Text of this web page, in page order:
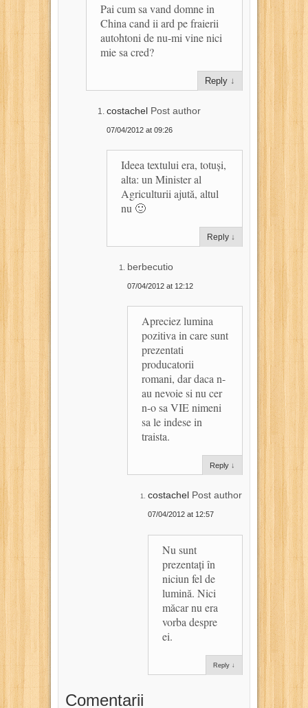
Pai cum sa vand domne in
China cand ii ard pe fraierii
autohtoni de nu-mi vine nici
mie sa cred?
Reply ↓
costachel Post author
07/04/2012 at 09:26
Ideea textului era, totuși,
alta: un Minister al
Agriculturii ajută, altul
nu 🙂
Reply ↓
berbecutio
07/04/2012 at 12:12
Apreciez lumina
pozitiva in care sunt
prezentati
producatorii
romani, dar daca n-
au nevoie si nu cer
n-o sa VIE nimeni
sa le indese in
traista.
Reply ↓
costachel Post author
07/04/2012 at 12:57
Nu sunt
prezentați în
niciun fel de
lumină. Nici
măcar nu era
vorba despre
ei.
Reply ↓
Comentarii